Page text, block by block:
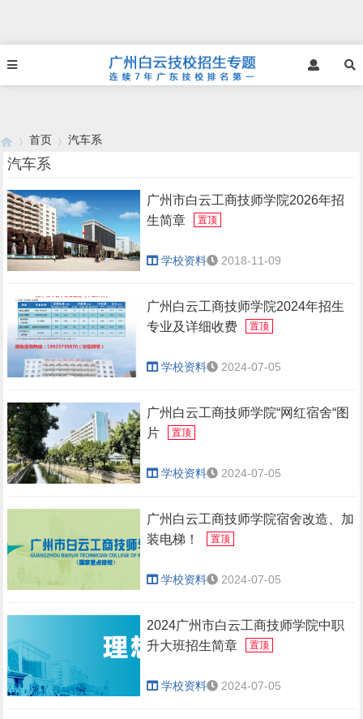
›
首页
›
汽车系
汽车系
广州市白云工商技师学院2026年招
生简章
置顶
学校资料 2018-11-09
广州白云工商技师学院2024年招生
专业及详细收费
置顶
学校资料 2024-07-05
广州白云工商技师学院“网红宿舍“图
片
置顶
学校资料 2024-07-05
广州白云工商技师学院宿舍改造、加
装电梯！
置顶
学校资料 2024-07-05
2024广州市白云工商技师学院中职
升大班招生简章
置顶
学校资料 2024-07-05